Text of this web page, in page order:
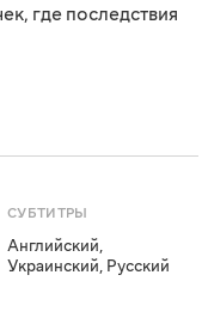
где последствия
СУБТИТРЫ
Английский,
Украинский, Русский